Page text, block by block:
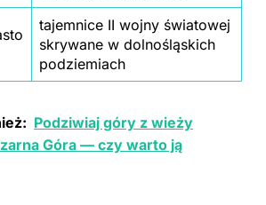
tajemnice II wojny światowej
skrywane w dolnośląskich
podziemiach
Podziwiaj góry z wieży
Góra — czy warto ją